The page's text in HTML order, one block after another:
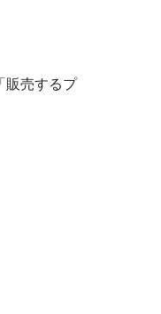
販売するプ